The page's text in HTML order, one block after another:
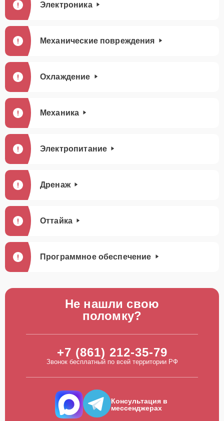
Электроника
Механические повреждения
Охлаждение
Механика
Электропитание
Дренаж
Оттайка
Программное обеспечение
Не нашли свою
поломку?
+7 (861) 212-35-79
Звонок бесплатный по всей территории РФ
Консультация в
мессенджерах